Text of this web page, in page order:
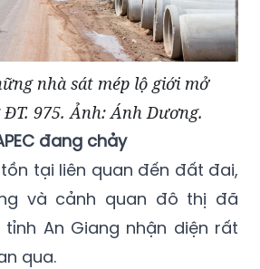
nhà sát mép lộ giới mở
975. Ảnh: Ánh Dương.
đang chảy
tại liên quan đến đất đai,
và cảnh quan đô thị đã
An Giang nhận diện rất
qua.